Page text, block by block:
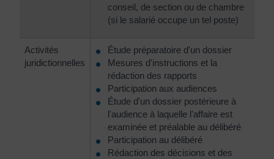
conseil, de section ou de chambre
(si le salarié occupe un tel poste)
Activités
juridictionnelles
Étude préparatoire d'un dossier
Mesures d'instructions et la
rédaction des rapports
Participation aux audiences
Étude d'un dossier postérieure à
l'audience à laquelle l'affaire est
examinée et préalable au délibéré
Participation au délibéré
Rédaction des décisions et des